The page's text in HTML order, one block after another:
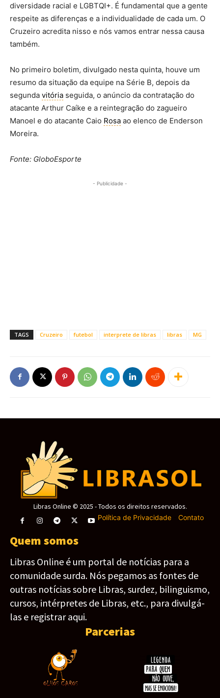
diversidade racial e LGBTQI+. É fundamental que a gente
respeite as diferenças e a individualidade de cada um. O
Cruzeiro acredita nisso e nós vamos entrar nessa causa
também.
No primeiro boletim, divulgado nesta quinta, houve um
resumo da situação da equipe na Série B, depois da
segunda vitória seguida, o anúncio da contratação do
atacante Arthur Caíke e a reintegração do zagueiro
Manoel e do atacante Caio Rosa ao elenco de Enderson
Moreira.
Fonte: GloboEsporte
- Publicidade -
TAGS Cruzeiro futebol interprete de libras libras MG
Libras Online © 2025 - Todos os direitos reservados.
Política de Privacidade- Contato
Quem somos
Libras Online é um portal de notícias para a
comunidade surda. Nós pegamos as fontes de
outras notícias sobre Libras, surdez, bilinguismo,
cursos, intérpretes de Libras, etc., para divulgá-
las e registrar aqui.
Parcerias